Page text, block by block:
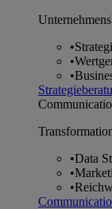
•
•
•
•Data
•
•